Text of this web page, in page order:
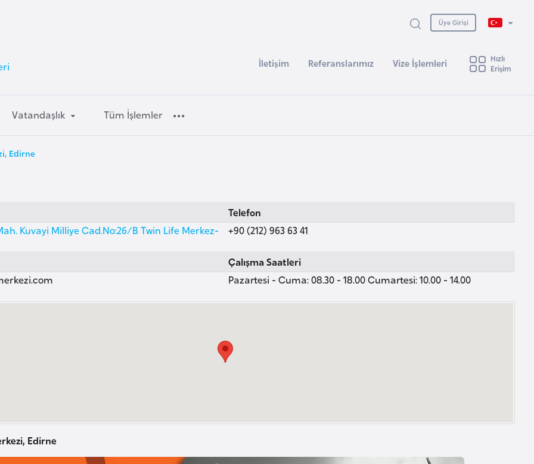
Üye Girişi
İletişim Referanslarımız Vize İşlemleri
Hızlı
Erişim
Vatandaşlık Tüm İşlemler
Edirne
Kuvayi Milliye Cad.No:26/B Twin Life Merkez-
Telefon
+90 (212) 963 63 41
Çalışma Saatleri
Pazartesi - Cuma: 08.30 - 18.00 Cumartesi: 10.00 - 14.00
Edirne